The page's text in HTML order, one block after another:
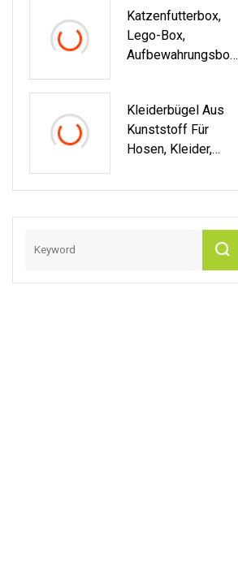
Getränke, Essen
Katzenfutterbox,
Lego-Box,
Aufbewahrungsbox,
Kleiderbügel Aus
Kunststoff Für
Hosen, Kleider,
Metallhaken Und